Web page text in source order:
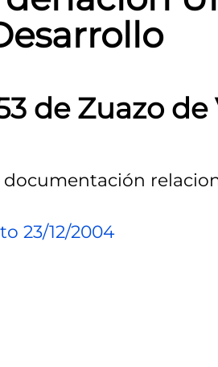
de Zuazo
23/12/2004